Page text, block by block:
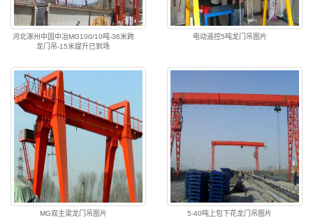
河北涿州中国中冶MG100/10吨-36米跨
龙门吊-15米提升已到场
电动遥控5吨龙门吊图片
MG双主梁龙门吊图片 5-40吨上包下花龙门吊图片